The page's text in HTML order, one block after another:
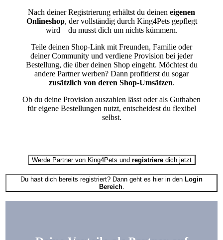
Nach deiner Registrierung erhältst du deinen eigenen
Onlineshop, der vollständig durch King4Pets gepflegt
wird – du musst dich um nichts kümmern.
Teile deinen Shop-Link mit Freunden, Familie oder
deiner Community und verdiene Provision bei jeder
Bestellung, die über deinen Shop eingeht. Möchtest du
andere Partner werben? Dann profitierst du sogar
zusätzlich von deren Shop-Umsätzen.
Ob du deine Provision auszahlen lässt oder als Guthaben
für eigene Bestellungen nutzt, entscheidest du flexibel
selbst.
Werde Partner von King4Pets und registrieredich jetzt
Du hast dich bereits registriert? Dann geht es hier in den Login
Bereich.